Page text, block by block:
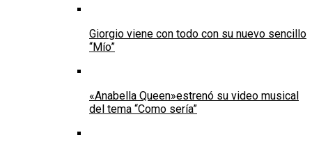
Giorgio viene con todo con su nuevo sencillo
“Mío”
«Anabella Queen»estrenó su video musical
del tema “Como sería”